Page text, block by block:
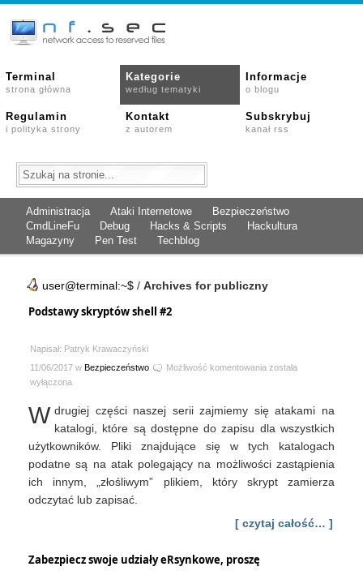
Terminal
strona główna
Kategorie
według tematyki
Informacje
o blogu
Regulamin
i polityka strony
Kontakt
z autorem
Subskrybuj
kanał rss
Administracja Ataki Internetowe
Bezpieczeństwo
CmdLineFu
Debug Hacks & Scripts
Hackultura
Magazyny
Pen Test Techblog
user@terminal:~$ / Archives for publiczny
Podstawy skryptów shell #2
Napisał: Patryk Krawaczyński
11/06/2017 w Bezpieczeństwo Możliwość komentowania Podstawy
#2
została
wyłączona
W drugiej części naszej serii zajmiemy się atakami na
katalogi, które są dostępne do zapisu dla wszystkich
użytkowników. Pliki znajdujące się w tych katalogach
podatne są na atak polegający na możliwości zastąpienia
ich innym, „złośliwym” plikiem, który skrypt zamierza
odczytać lub zapisać.
[ czytaj całość… ]
Zabezpiecz swoje udziały eRsynkowe, proszę